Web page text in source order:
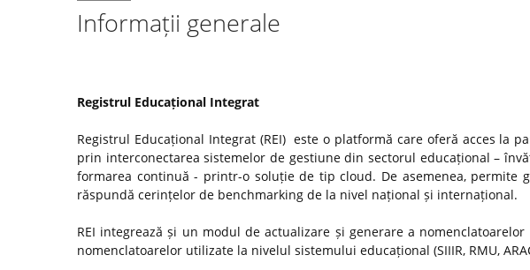
Informații generale
Registrul Educațional Integrat
Registrul Educațional Integrat (REI) este o platformă care oferă acces la
prin interconectarea sistemelor de gestiune din sectorul educațional –
formarea continuă - printr-o soluție de tip cloud. De asemenea, permite
răspundă cerințelor de benchmarking de la nivel național și internațional.
REI integrează și un modul de actualizare și generare a
nomenclatoarelor utilizate la nivelul sistemului educațional (SIIIR, RMU,